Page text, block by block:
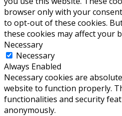
browser only with your
to opt-out of these cookies.
these cookies may affect your
Necessary
Necessary
Always Enabled
Necessary cookies are
website to function properly.
functionalities and security
anonymously.